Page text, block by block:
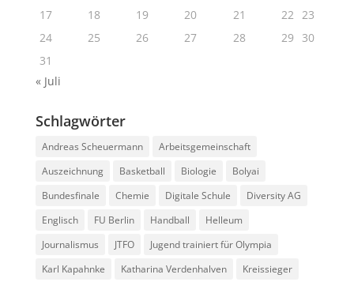
17
18 19 20 21 22 23
24
25 26 27 28 29
30
31
« Juli
Schlagwörter
Andreas Scheuermann
Arbeitsgemeinschaft
Auszeichnung
Basketball Biologie
Bolyai
Bundesfinale
Chemie Digitale Schule
Diversity AG
Englisch
FU Berlin Handball
Helleum
Journalismus
JTFO
Jugend trainiert für Olympia
Karl Kapahnke
Katharina Verdenhalven
Kreissieger